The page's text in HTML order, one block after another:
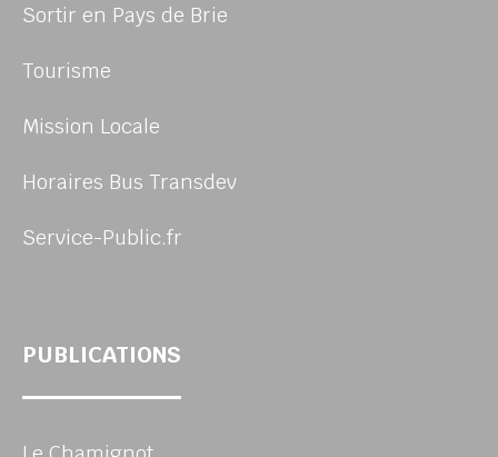
Sortir en Pays de Brie
Tourisme
Mission Locale
Horaires Bus Transdev
Service-Public.fr
PUBLICATIONS